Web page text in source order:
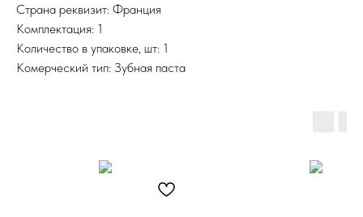
Страна реквизит: Франция
Комплектация: 1
Количество в упаковке, шт: 1
Комерческий тип: Зубная паста